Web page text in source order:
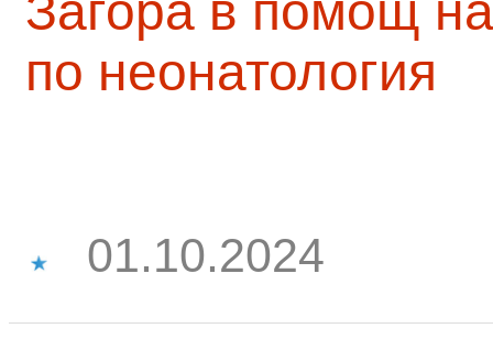
по неонатология
01.10.2024